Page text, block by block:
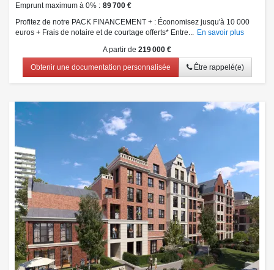
Emprunt maximum à 0%
89 700 €
Profitez de notre PACK FINANCEMENT + : Économisez jusqu'à 10 000
euros + Frais de notaire et de courtage offerts* Entre... En savoir plus
A partir de 219 000 €
Obtenir une documentation personnalisée Être rappelé(e)